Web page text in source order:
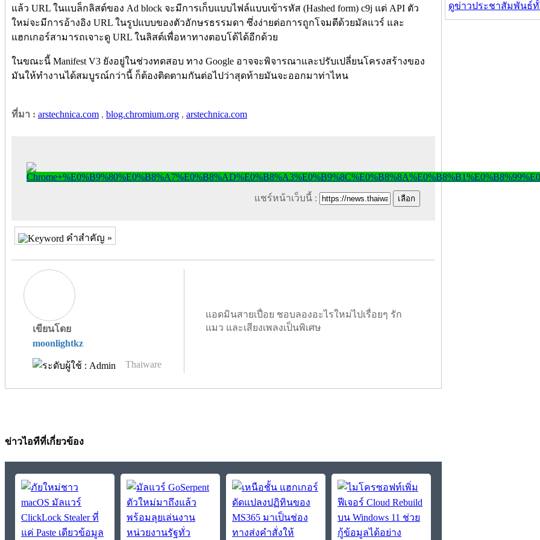
แล้ว URL ในแบล็กลิสต์ของ Ad block จะมีการเก็บแบบไฟล์แบบเข้ารหัส (Hashed form) c9j แต่ API ตัว
ใหม่จะมีการอ้างอิง URL ในรูปแบบของตัวอักษรธรรมดา ซึ่งง่ายต่อการถูกโจมตีด้วยมัลแวร์ และ
แฮกเกอร์สามารถเจาะดู URL ในลิสต์เพื่อหาทางตอบโต้ได้อีกด้วย
ในขณะนี้ Manifest V3 ยังอยู่ในช่วงทดสอบ ทาง Google อาจจะพิจารณาและปรับเปลี่ยนโครงสร้างของ
มันให้ทำงานได้สมบูรณ์กว่านี้ ก็ต้องติดตามกันต่อไปว่าสุดท้ายมันจะออกมาท่าไหน
ที่มา : arstechnica.com , blog.chromium.org , arstechnica.com
แชร์หน้าเว็บนี้ :
คำสำคัญ »
เขียนโดย
moonlightkz
Thaiware
แอดมินสายเปื่อย ชอบลองอะไรใหม่ไปเรื่อยๆ รัก
แมว และเสียงเพลงเป็นพิเศษ
ข่าวไอทีที่เกี่ยวข้อง
ดูข่าวประชาสัมพันธ์